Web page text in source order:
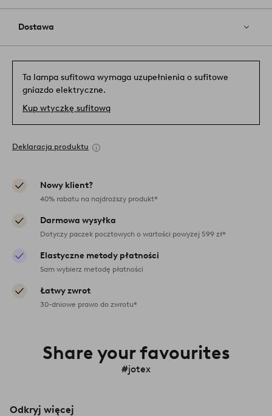
Dostawa
Ta lampa sufitowa wymaga uzupełnienia o sufitowe
gniazdo elektryczne.
Kup wtyczkę sufitową
Deklaracja produktu
Nowy klient?
40% rabatu na najdroższy produkt*
Darmowa wysyłka
Dotyczy paczek pocztowych o wartości powyżej 599 zł*
Elastyczne metody płatności
Sam wybierz metodę płatności
Łatwy zwrot
30-dniowe prawo do zwrotu*
Share your favourites
#jotex
Odkryj więcej